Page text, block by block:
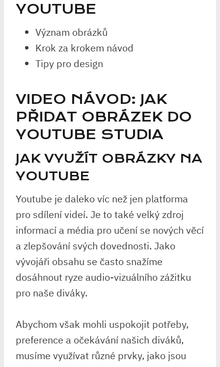
YOUTUBE
Význam obrázků
Krok za krokem návod
Tipy pro design
VIDEO NÁVOD: JAK
PŘIDAT OBRÁZEK DO
YOUTUBE STUDIA
JAK VYUŽÍT OBRÁZKY NA
YOUTUBE
Youtube je daleko víc než jen platforma
pro sdílení videí. Je to také velký zdroj
informací a média pro učení se nových věcí
a zlepšování svých dovednosti. Jako
vývojáři obsahu se často snažíme
dosáhnout ryze audio-vizuálního zážitku
pro naše diváky.
Abychom však mohli uspokojit potřeby,
preference a očekávání našich diváků,
musíme využívat různé prvky, jako jsou